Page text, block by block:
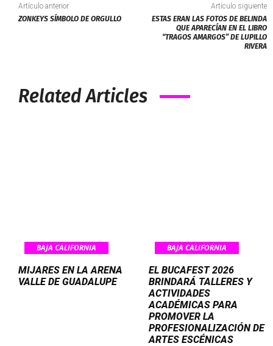
Artículo anterior
ZONKEYS SÍMBOLO DE ORGULLO
Artículo siguiente
ESTAS ERAN LAS FOTOS DE BELINDA
QUE APARECÍAN EN EL LIBRO
“TRAGOS AMARGOS” DE LUPILLO
RIVERA
Related Articles
BAJA CALIFORNIA
MIJARES EN LA ARENA
VALLE DE GUADALUPE
BAJA CALIFORNIA
EL BUCAFEST 2026
BRINDARÁ TALLERES Y
ACTIVIDADES
ACADÉMICAS PARA
PROMOVER LA
PROFESIONALIZACIÓN DE
ARTES ESCÉNICAS